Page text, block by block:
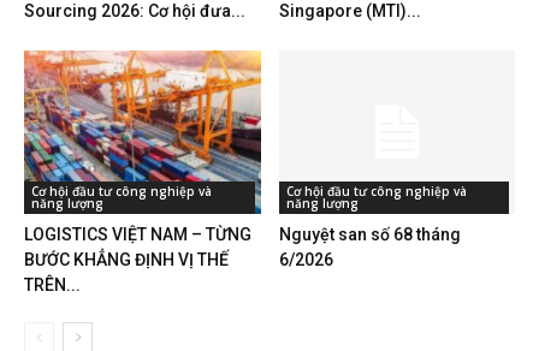
Sourcing 2026: Cơ hội đưa...
Singapore (MTI)...
Cơ hội đầu tư công nghiệp và
năng lượng
LOGISTICS VIỆT NAM – TỪNG
BƯỚC KHẲNG ĐỊNH VỊ THẾ
TRÊN...
Cơ hội đầu tư công nghiệp và
năng lượng
Nguyệt san số 68 tháng
6/2026